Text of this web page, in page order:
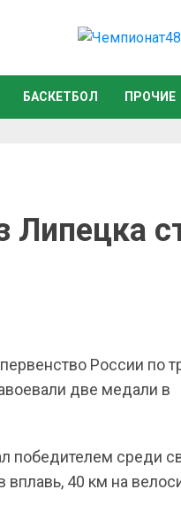
БАСКЕТБОЛ ПРОЧИЕ
Липецка
России по
две медали в
победителем среди
вплавь, 40 км на